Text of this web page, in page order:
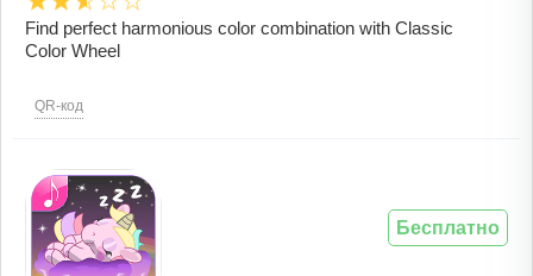
Find perfect harmonious color combination with Classic
Color Wheel
QR-код
Бесплатно